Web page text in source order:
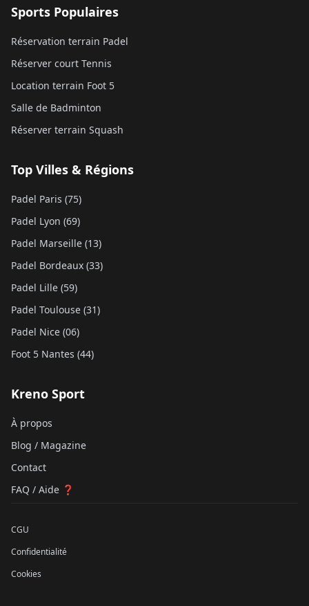
Sports Populaires
Réservation terrain Padel
Réserver court Tennis
Location terrain Foot 5
Salle de Badminton
Réserver terrain Squash
Top Villes & Régions
Padel Paris (75)
Padel Lyon (69)
Padel Marseille (13)
Padel Bordeaux (33)
Padel Lille (59)
Padel Toulouse (31)
Padel Nice (06)
Foot 5 Nantes (44)
Kreno Sport
À propos
Blog / Magazine
Contact
FAQ / Aide ❓
CGU
Confidentialité
Cookies